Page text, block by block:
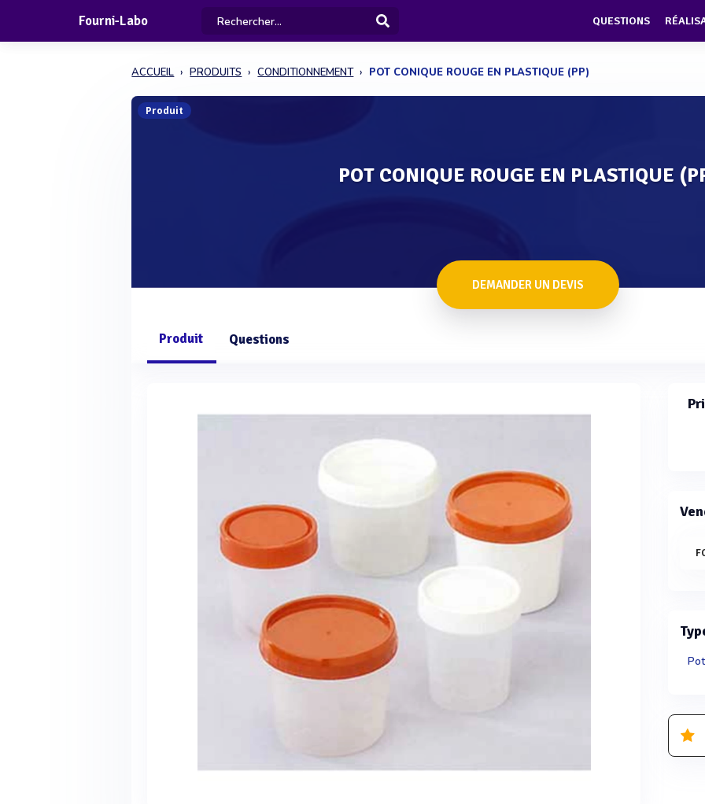
Fourni-Labo QUESTIONS
ACCUEIL PRODUITS CONDITIONNEMENT POT CONIQUE ROUGE EN PLASTIQUE (PP)
Produit
POT CONIQUE ROUGE EN PLASTIQUE
DEMANDER UN DEVIS
Produit Questions